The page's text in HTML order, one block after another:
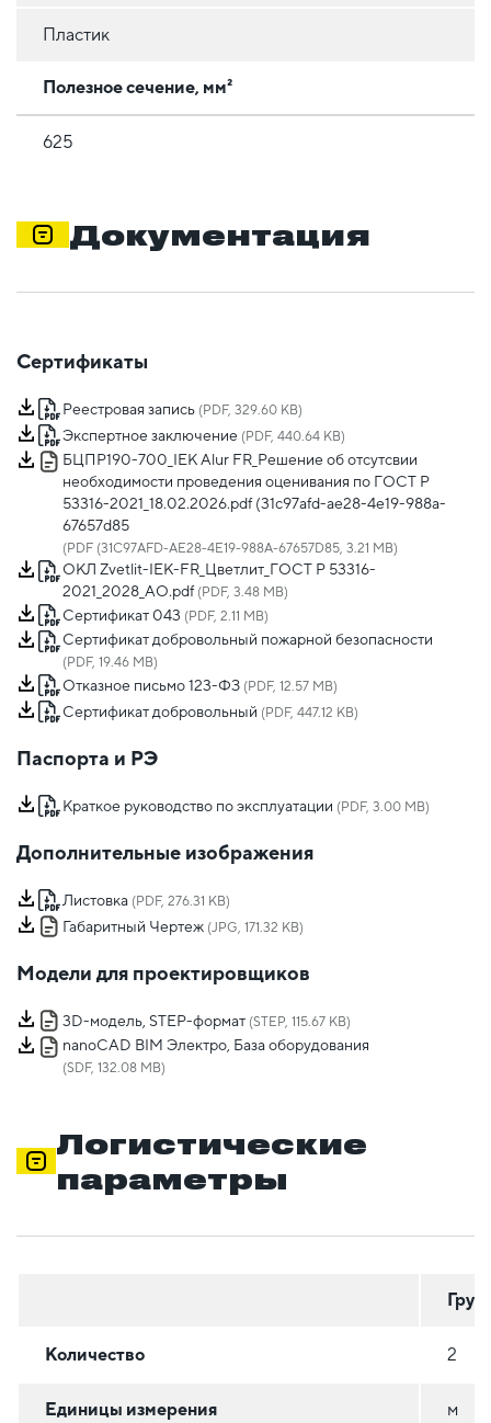
Пластик
Полезное сечение, мм²
625
Документация
Сертификаты
Реестровая запись (PDF, 329.60 KB)
Экспертное заключение (PDF, 440.64 KB)
БЦПР190-700_IEK Alur FR_Решение об отсутсвии
необходимости проведения оценивания по ГОСТ Р
53316-2021_18.02.2026.pdf (31c97afd-ae28-4e19-988a-
67657d85
(PDF (31C97AFD-AE28-4E19-988A-67657D85, 3.21 MB)
ОКЛ Zvetlit-IEK-FR_Цветлит_ГОСТ Р 53316-
2021_2028_АО.pdf (PDF, 3.48 MB)
Сертификат 043 (PDF, 2.11 MB)
Сертификат добровольный пожарной безопасности
(PDF, 19.46 MB)
Отказное письмо 123-ФЗ (PDF, 12.57 MB)
Сертификат добровольный (PDF, 447.12 KB)
Паспорта и РЭ
Краткое руководство по эксплуатации (PDF, 3.00 MB)
Дополнительные изображения
Листовка (PDF, 276.31 KB)
Габаритный Чертеж (JPG, 171.32 KB)
Модели для проектировщиков
3D-модель, STEP-формат (STEP, 115.67 KB)
nanoCAD BIM Электро, База оборудования
(SDF, 132.08 MB)
Логистические
параметры
Количество 2
Единицы измерения м